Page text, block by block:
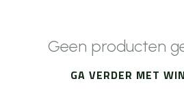
Geen producten
GA VERDER MET